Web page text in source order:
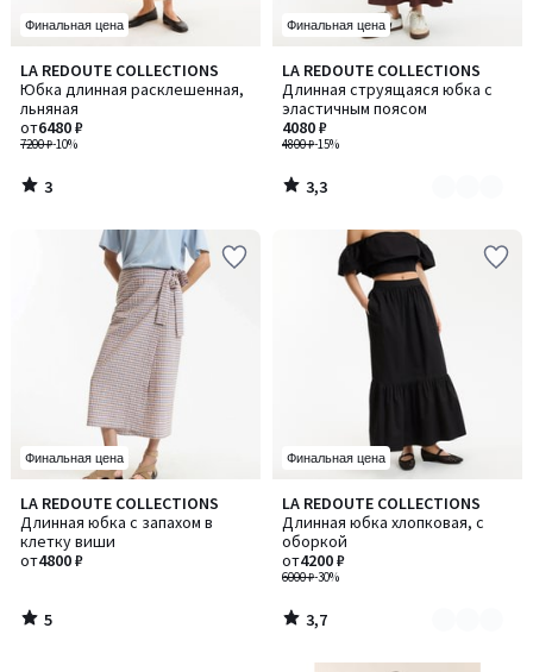
Финальная цена
LA REDOUTE COLLECTIONS
Юбка длинная расклешенная,
льняная
7200 ₽-10%
от6480 ₽
3
/
5
3
/
Финальная цена
LA REDOUTE COLLECTIONS
Длинная струящаяся юбка с
эластичным поясом
4800 ₽-15%
4080 ₽
3,3
/ 5
Количество
цветов:
2
3,3
/
Финальная цена
LA REDOUTE COLLECTIONS
Длинная юбка с запахом в
клетку виши
от4800 ₽
5
/
5
5
/
Финальная цена
LA REDOUTE COLLECTIONS
Длинная юбка хлопковая, с
оборкой
6000 ₽-30%
от4200 ₽
3,7
/ 5
Количество
цветов:
2
3,7
/